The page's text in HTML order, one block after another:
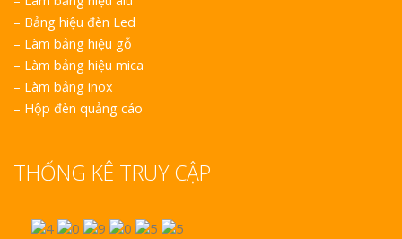
– Bảng hiệu đèn Led
– Làm bảng hiệu gỗ
– Làm bảng hiệu mica
– Làm bảng inox
– Hộp đèn quảng cáo
THỐNG KÊ TRUY CẬP